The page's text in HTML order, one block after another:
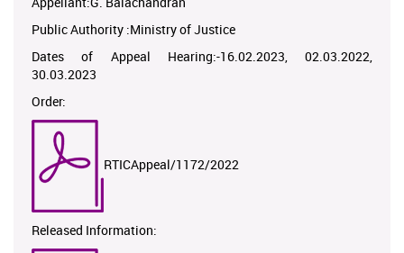
Public Authority :Ministry of Justice
Dates of Appeal Hearing:-16.02.2023, 02.03.2022,
30.03.2023
Order:
RTICAppeal/1172/2022
Released Information: